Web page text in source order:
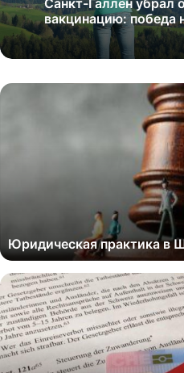
вакцинацию: победа
Юридическая практика в